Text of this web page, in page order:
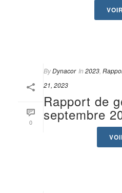
0
ByDynacor In 2023
21, 2023
Rapport de
septembre